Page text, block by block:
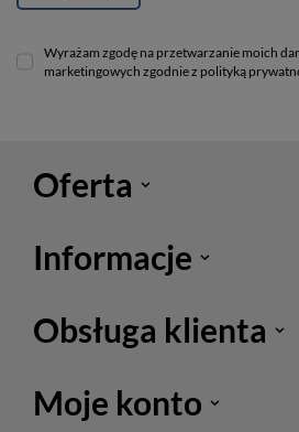
Wyrażam zgodę na przetwarzanie moich
marketingowych zgodnie z polityką
Oferta
Informacje
Obsługa klienta
Moje konto